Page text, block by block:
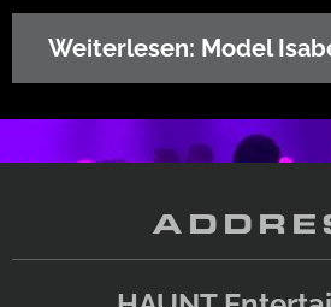
Weiterlesen: Model